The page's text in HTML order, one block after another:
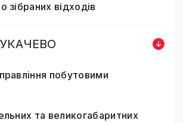
зібраних відходів
побутовими
та великогабаритних